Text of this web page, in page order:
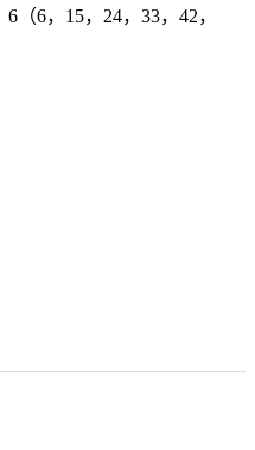
（6，15，24，33，42，